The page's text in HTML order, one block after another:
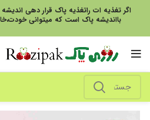
اگر تغذیه ات راتغذیه پاک قرار دهی
بااندیشه پاک است که میتوانی